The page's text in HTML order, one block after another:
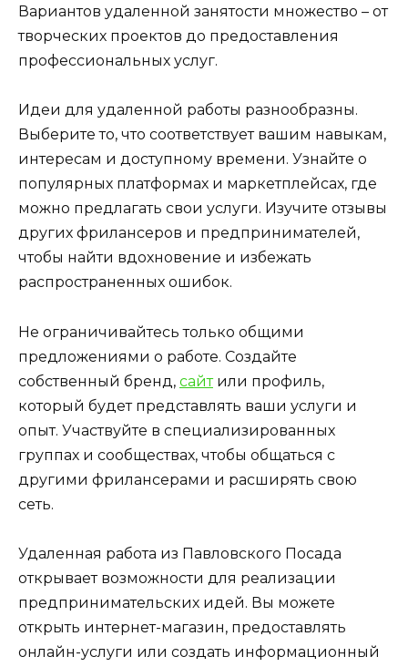
Вариантов удаленной занятости множество – от
творческих проектов до предоставления
профессиональных услуг.
Идеи для удаленной работы разнообразны.
Выберите то, что соответствует вашим навыкам,
интересам и доступному времени. Узнайте о
популярных платформах и маркетплейсах, где
можно предлагать свои услуги. Изучите отзывы
других фрилансеров и предпринимателей,
чтобы найти вдохновение и избежать
распространенных ошибок.
Не ограничивайтесь только общими
предложениями о работе. Создайте
собственный бренд, сайтили профиль,
который будет представлять ваши услуги и
опыт. Участвуйте в специализированных
группах и сообществах, чтобы общаться с
другими фрилансерами и расширять свою
сеть.
Удаленная работа из Павловского Посада
открывает возможности для реализации
предпринимательских идей. Вы можете
открыть интернет-магазин, предоставлять
онлайн-услуги или создать информационный